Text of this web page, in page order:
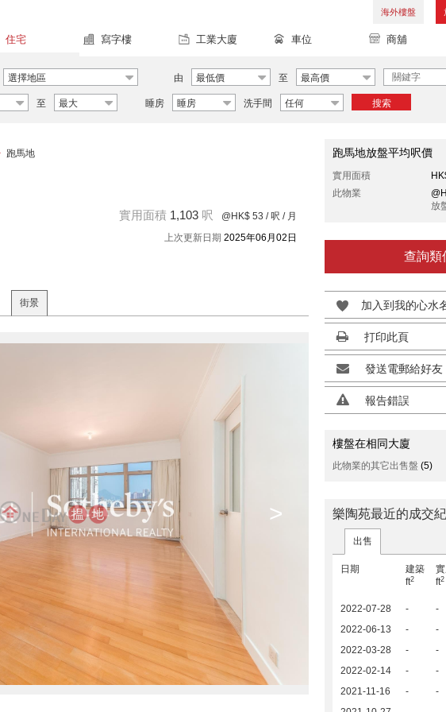
海外樓盤
住宅 寫字樓 工業大廈 車位 商舖
選擇地區 由 最低價 至 最高價
至 最大 睡房 睡房 洗手間 任何 搜索
跑馬地
實用面積 1,103 呎 @HK$ 53 / 呎 / 月
上次更新日期 2025年06月02日
街景
>
跑馬地放盤平均呎價
實用面積
此物業
放
查詢類
加入到我的心水
打印此頁
發送電郵給好友
報告錯誤
樓盤在相同大廈
此物業的其它出售盤 (5)
樂陶苑最近的成交
出售
日期
建築
ft2
ft2
2022-07-28 - -
2022-06-13
- -
2022-03-28
- -
2022-02-14
- -
2021-11-16
- -